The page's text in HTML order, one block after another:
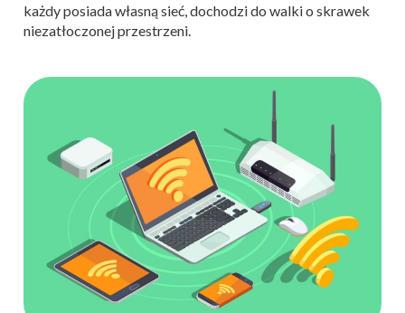
każdy posiada własną sieć, dochodzi do walki o skrawek
niezatłoczonej przestrzeni.